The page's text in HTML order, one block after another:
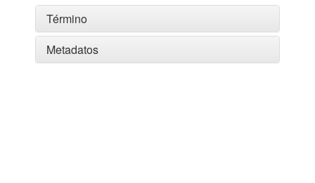
Término
Metadatos